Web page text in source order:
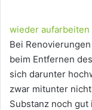
wieder aufarbeiten
Bei
beim Entfernen
sich darunter
zwar mitunter
Substanz noch